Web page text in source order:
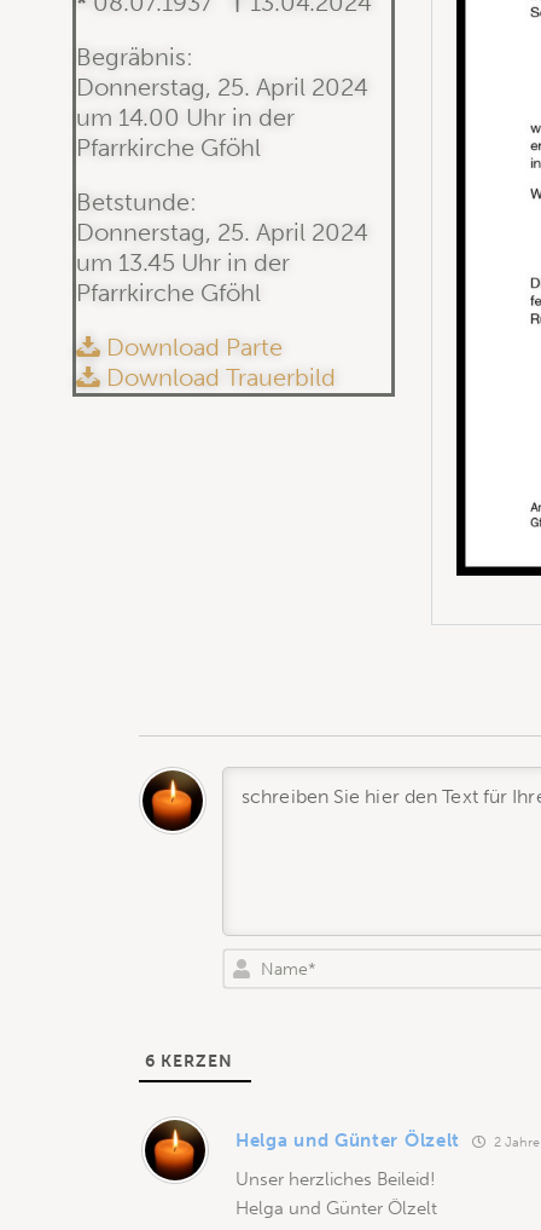
Begräbnis:
Donnerstag, 25. April 2024
um 14.00 Uhr in der
Pfarrkirche Gföhl
Betstunde:
Donnerstag, 25. April 2024
um 13.45 Uhr in der
Pfarrkirche Gföhl
Download Parte
Download Trauerbild
6 KERZEN
Helga und Günter Ölzelt 2
Unser herzliches Beileid!
Helga und Günter Ölzelt